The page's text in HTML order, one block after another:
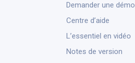
Demander une démo
Centre d’aide
L’essentiel en vidéo
Notes de version